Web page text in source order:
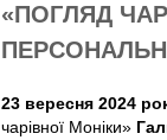
«ПОГЛЯД
23 вересня 2024
чарівної Моніки»